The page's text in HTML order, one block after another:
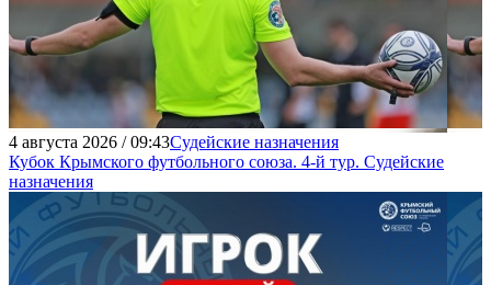
4 августа 2026 / 09:43Судейские назначения
Кубок Крымского футбольного союза. 4-й тур. Судейские
назначения